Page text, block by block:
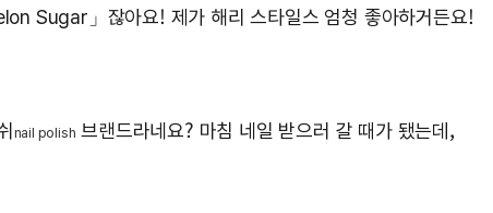
Sugar」잖아요! 제가 해리 스타일스 엄청 좋아하거든요!
nail polish 브랜드라네요? 마침 네일 받으러 갈 때가 됐는데,